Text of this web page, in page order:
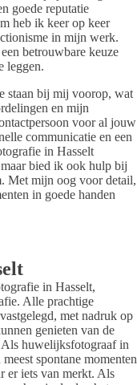
goede reputatie
heb ik keer op keer
in mijn werk.
betrouwbare keuze
leggen.
staan bij mij voorop, wat
en mijn
voor al jouw
communicatie en een
in Hasselt
bied ik ook hulp bij
Met mijn oog voor detail,
in goede handen
in Hasselt,
Alle prachtige
met nadruk op
genieten van de
Als huwelijksfotograaf in
spontane momenten
er iets van merkt. Als